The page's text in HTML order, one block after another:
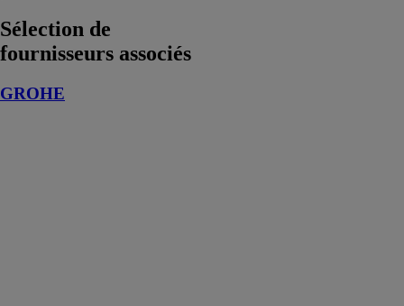
Sélection de
fournisseurs associés
GROHE